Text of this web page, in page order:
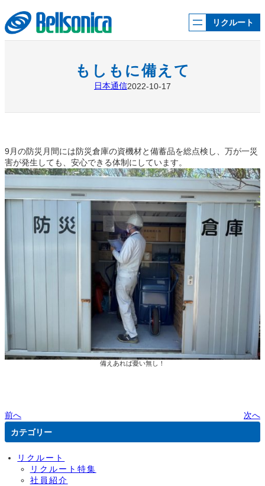
容
を
ス
リクルート
もしもに備えて
日本通信2022-10-17
9月の防災月間には防災倉庫の資機材と備蓄品を総点検し、万が一災
害が発生しても、安心できる体制にしています。
備えあれば憂い無し！
前へ
次へ
カテゴリー
リクルート
リクルート特集
社員紹介